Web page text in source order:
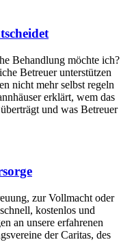
Behandlung möchte ich?
Betreuer unterstützen
nicht mehr selbst regeln
erklärt, wem das
und was Betreuer
zur Vollmacht oder
kostenlos und
an unsere erfahrenen
der Caritas, des